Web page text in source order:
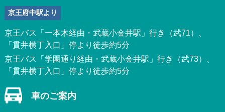
京王府中駅より
京王バス「一本木経由・武蔵小金井駅」行き（武71）、
「貫井横丁入口」停より徒歩約5分
京王バス「学園通り経由・武蔵小金井駅」行き（武73）、
「貫井横丁入口」停より徒歩約5分
車のご案内